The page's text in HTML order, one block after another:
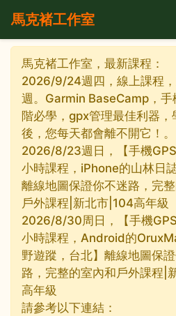
馬克褚工作室
馬克褚工作室，最新課程：
2026/9/24週四，線上課程
週。Garmin BaseCamp，手
階必學，gpx管理最佳利器，
後，您每天都會離不開它！。
2026/8/23週日，【手機
小時課程，iPhone的山林日誌
離線地圖保證你不迷路，完
戶外課程|新北市|104高年級
2026/8/30周日，【手機
小時課程，Android的
野遊蹤，台北】離線地圖保
路，完整的室內和戶外課程|
高年級
請參考以下連結：